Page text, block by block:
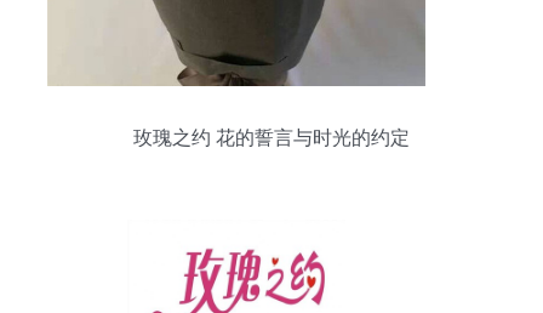
玫瑰之约 花的誓言与时光的约定